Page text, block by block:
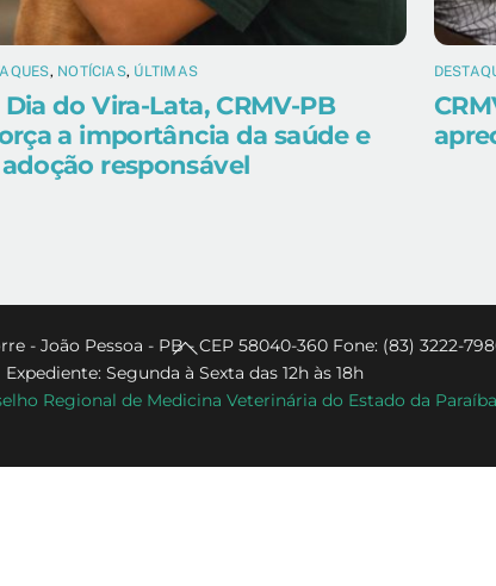
, NOTÍCIAS, ÚLTIMAS
do Vira-Lata, CRMV-PB
a importância da saúde e
responsável
Back
To
Top
- João Pessoa - PB - CEP 58040-360 Fone: (83) 3222-
Expediente: Segunda à Sexta das 12h às 18h
Regional de Medicina Veterinária do Estado da Paraíba